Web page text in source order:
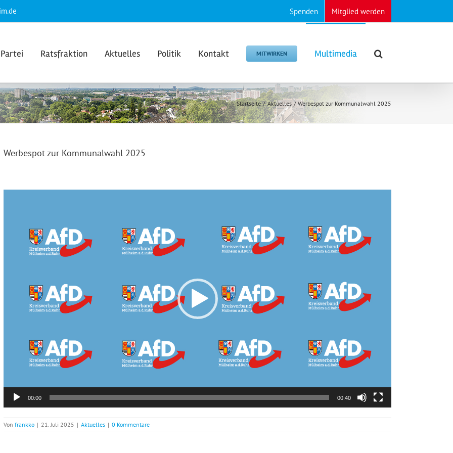
Spenden Mitglied werden
Partei Ratsfraktion Aktuelles Politik Kontakt MITWIRKEN Multimedia
Startseite Aktuelles Werbespot zur Kommunalwahl 2025
Werbespot zur Kommunalwahl 2025
00:00 00:40
Von frankko | 21. Juli 2025 | Aktuelles | 0 Kommentare